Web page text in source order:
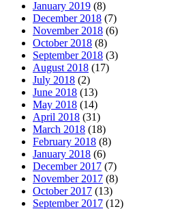
January 2019 (8)
December 2018 (7)
November 2018 (6)
October 2018 (8)
September 2018 (3)
August 2018 (17)
July 2018 (2)
June 2018 (13)
May 2018 (14)
April 2018 (31)
March 2018 (18)
February 2018 (8)
January 2018 (6)
December 2017 (7)
November 2017 (8)
October 2017 (13)
September 2017 (12)